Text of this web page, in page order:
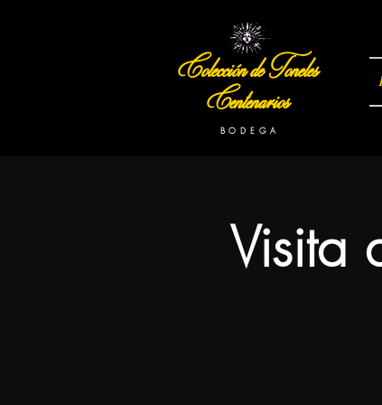
Visita
Colección de Toneles
Centenarios
B O D E G A